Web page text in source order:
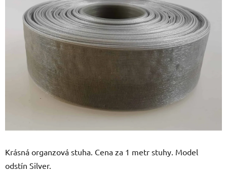
Krásná organzová stuha. Cena za 1 metr stuhy. Model
odstín Silver.